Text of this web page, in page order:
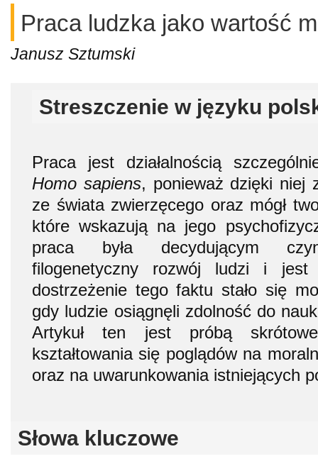
Praca ludzka jako wartość
Janusz Sztumski
Streszczenie w języku
Praca jest działalnością
Homo sapiens, ponieważ dzięki niej
ze świata zwierzęcego oraz mógł
które wskazują na jego
praca była decydującym
filogenetyczny rozwój ludzi i
dostrzeżenie tego faktu stało się
gdy ludzie osiągnęli zdolność do
Artykuł ten jest próbą
kształtowania się poglądów na
oraz na uwarunkowania istniejących
Słowa kluczowe